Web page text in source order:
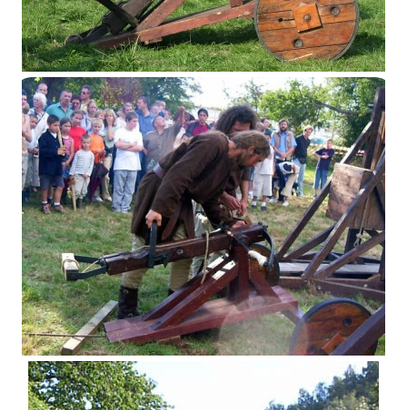
Espringale
Espringale